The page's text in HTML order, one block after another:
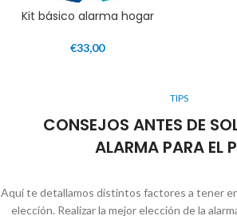
Kit básico alarma hogar
€33,00
TIPS
CONSEJOS ANTES DE
ALARMA PARA EL
Aquí te detallamos distintos factores a tener
elección. Realizar la mejor elección de la